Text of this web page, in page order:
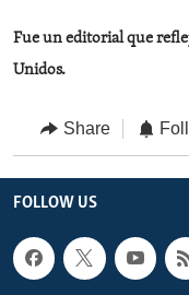
Fue un editorial que
Unidos.
Share
FOLLOW US